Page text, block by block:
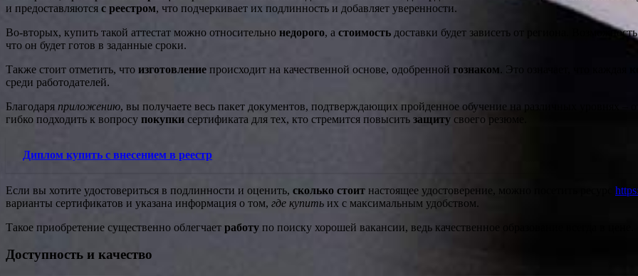
и предоставляются с реестром, что подчеркивает их подлинность и добавляет уверенности.
Во-вторых, купить такой аттестат можно относительно недорого, а стоимость доставки будет зависеть от региона.
что он будет готов в заданные сроки.
Также стоит отметить, что изготовление происходит на качественной основе, одобренной гознаком. Это означает, что каждая
среди работодателей.
Благодаря приложению, вы получаете весь пакет документов, подтверждающих пройденное обучение на различных уровнях –
гибко подходить к вопросу покупки сертификата для тех, кто стремится повысить защиту своего резюме.
Диплом купить с внесением в реестр
Если вы хотите удостовериться в подлинности и оценить, сколько стоит настоящее удостоверение, можно посетить ресурс
варианты сертификатов и указана информация о том, где купить их с максимальным удобством.
Такое приобретение существенно облегчает работу по поиску хорошей вакансии, ведь качественное образование всегда в цене.
Доступность и качество